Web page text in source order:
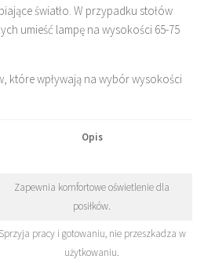
światło. W przypadku stołów
umieść lampę na wysokości 65-75
które wpływają na wybór wysokości
Opis
Zapewnia komfortowe oświetlenie dla
posiłków.
Sprzyja pracy i gotowaniu, nie przeszkadza w
użytkowaniu.